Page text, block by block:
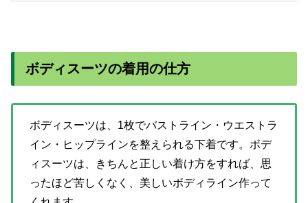
ボディスーツの着用の仕方
ボディスーツは、1枚でバストライン・ウエストラ
イン・ヒップラインを整えられる下着です。ボデ
ィスーツは、きちんと正しい着け方をすれば、思
ったほど苦しくなく、美しいボディライン作って